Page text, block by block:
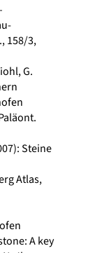
158/3,
G.
Steine
Atlas,
A key